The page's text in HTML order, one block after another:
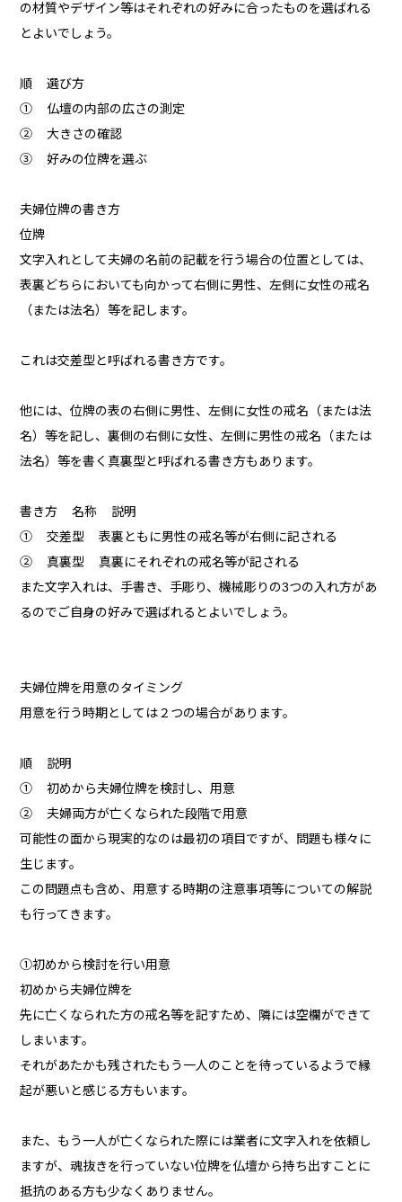
の材質やデザイン等はそれぞれの好みに合ったものを選ばれる
とよいでしょう。
順 選び方
① 仏壇の内部の広さの測定
② 大きさの確認
③ 好みの位牌を選ぶ
夫婦位牌の書き方
位牌
文字入れとして夫婦の名前の記載を行う場合の位置としては、
表裏どちらにおいても向かって右側に男性、左側に女性の戒名
（または法名）等を記します。
これは交差型と呼ばれる書き方です。
他には、位牌の表の右側に男性、左側に女性の戒名（または法
名）等を記し、裏側の右側に女性、左側に男性の戒名（または
法名）等を書く真裏型と呼ばれる書き方もあります。
書き方 名称 説明
① 交差型 表裏ともに男性の戒名等が右側に記される
② 真裏型 真裏にそれぞれの戒名等が記される
また文字入れは、手書き、手彫り、機械彫りの3つの入れ方があ
るのでご自身の好みで選ばれるとよいでしょう。
夫婦位牌を用意のタイミング
用意を行う時期としては２つの場合があります。
順 説明
① 初めから夫婦位牌を検討し、用意
② 夫婦両方が亡くなられた段階で用意
可能性の面から現実的なのは最初の項目ですが、問題も様々に
生じます。
この問題点も含め、用意する時期の注意事項等についての解説
も行ってきます。
①初めから検討を行い用意
初めから夫婦位牌を
先に亡くなられた方の戒名等を記すため、隣には空欄ができて
しまいます。
それがあたかも残されたもう一人のことを待っているようで縁
起が悪いと感じる方もいます。
また、もう一人が亡くなられた際には業者に文字入れを依頼し
ますが、魂抜きを行っていない位牌を仏壇から持ち出すことに
抵抗のある方も少なくありません。